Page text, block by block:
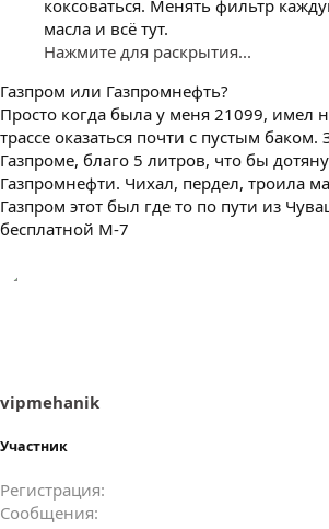
коксоваться. Менять фильтр
масла и всё тут.
Нажмите для раскрытия...
Газпром или Газпромнефть?
Просто когда была у меня 21099, имел
трассе оказаться почти с пустым баком.
Газпроме, благо 5 литров, что бы
Газпромнефти. Чихал, пердел, троила
Газпром этот был где то по пути из
бесплатной М-7
vipmehanik
Участник
Регистрация
Сообщения